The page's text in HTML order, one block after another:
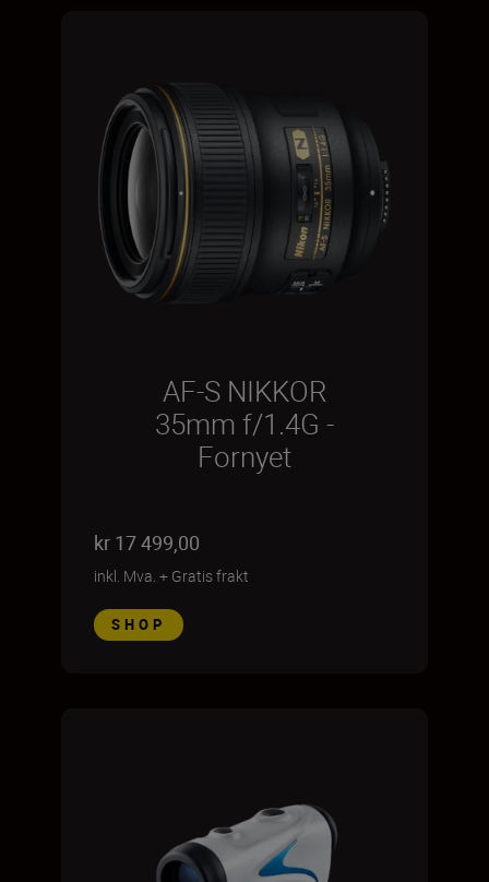
AF-S NIKKOR
35mm f/1.4G -
Fornyet
kr 17 499,00
inkl. Mva. + Gratis frakt
SHOP